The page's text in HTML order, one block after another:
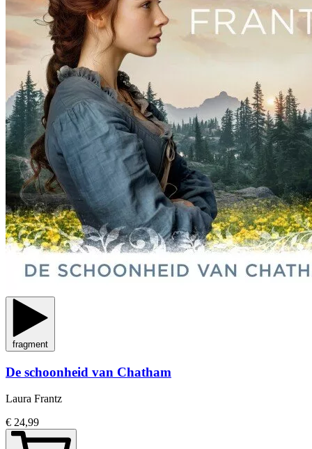
fragment
De schoonheid van Chatham
Laura Frantz
€ 24,99